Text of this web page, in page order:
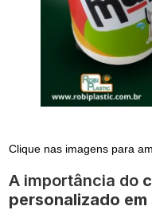
Clique nas imagens para
A importância do
personalizado em